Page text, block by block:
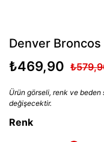
Denver
₺469,90
Ürün görseli, renk ve beden
değişecektir.
Renk